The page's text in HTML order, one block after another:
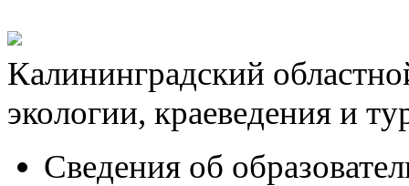
Калининградский
экологии, краеведения и
Сведения об